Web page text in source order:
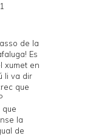
de la
Es
xumet en
li va dir
que
que
la
de